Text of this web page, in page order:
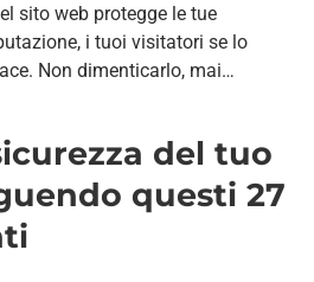
sito web protegge le tue
i tuoi visitatori se lo
Non dimenticarlo, mai…
del tuo
questi 27